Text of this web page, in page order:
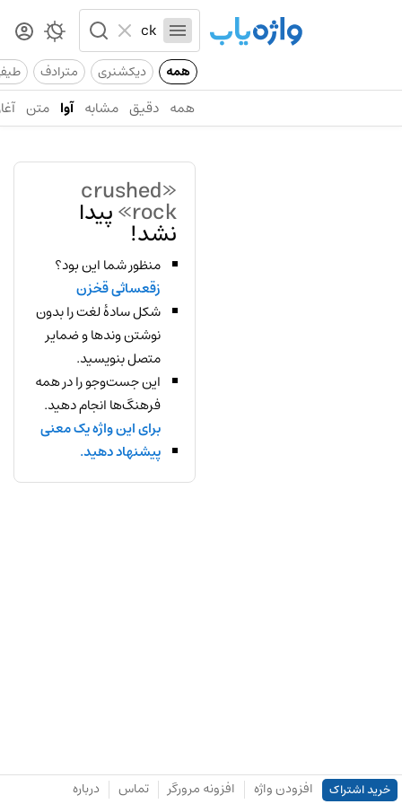
همه دیکشنری مترادف
همه دقیق مشابه آوا متن
«crushed
rock» پیدا
نشد!
منظور شما این بود؟
زقعساثی قخزن
شکل سادهٔ لغت را بدون
نوشتن وندها و ضمایر
متصل بنویسید.
این جست‌وجو را در همه
فرهنگ‌ها انجام دهید.
برای این واژه یک معنی
پیشنهاد دهید.
خرید اشتراک افزودن واژه افزونه مرورگر تماس درباره